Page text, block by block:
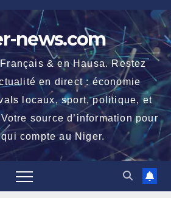
news.com
& en Hausa. Restez
en direct : économie
locaux, sport, politique, et
source d’information pour
compte au Niger.